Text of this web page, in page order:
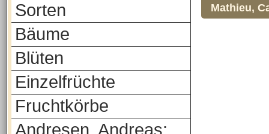
Sorten
Bäume
Blüten
Einzelfrüchte
Fruchtkörbe
Andresen, Andreas:
Mathieu,